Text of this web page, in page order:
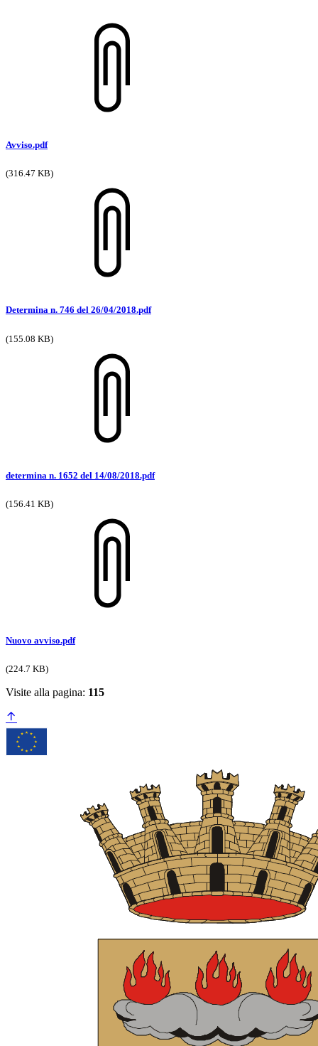
Avviso.pdf
(316.47 KB)
Determina n. 746 del 26/04/2018.pdf
(155.08 KB)
determina n. 1652 del 14/08/2018.pdf
(156.41 KB)
Nuovo avviso.pdf
(224.7 KB)
Visite alla pagina: 115